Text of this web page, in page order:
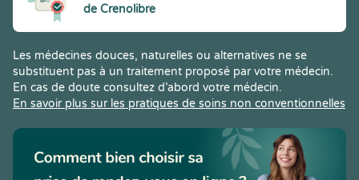
de Crenolibre
Les médecines douces, naturelles ou alternatives ne se
substituent pas à un traitement proposé par votre médecin.
En cas de doute consultez d’abord votre médecin.
En savoir plus sur les pratiques de soins non conventionnelles